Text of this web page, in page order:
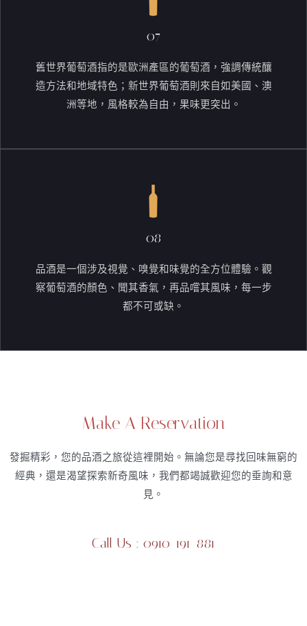
07
舊世界葡萄酒指的是歐洲產區的葡萄酒，強調傳統釀
造方法和地域特色；新世界葡萄酒則來自如美國、澳
洲等地，風格較為自由，果味更突出。
08
品酒是一個涉及視覺、嗅覺和味覺的全方位體驗。觀
察葡萄酒的顏色、聞其香氣，再品嚐其風味，每一步
都不可或缺。
Make A Reservation
發掘精彩，您的品酒之旅從這裡開始。無論您是尋找回味無窮的
經典，還是渴望探索新奇風味，我們都竭誠歡迎您的垂詢和意
見。
Call Us : 0910-191-881